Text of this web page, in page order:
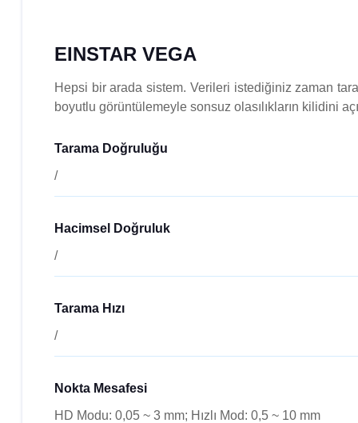
EINSTAR VEGA
Hepsi bir arada sistem. Verileri istediğiniz zaman
boyutlu görüntülemeyle sonsuz olasılıkların kilidini
Tarama Doğruluğu
/
Hacimsel Doğruluk
/
Tarama Hızı
/
Nokta Mesafesi
HD Modu: 0,05 ~ 3 mm; Hızlı Mod: 0,5 ~ 10 mm